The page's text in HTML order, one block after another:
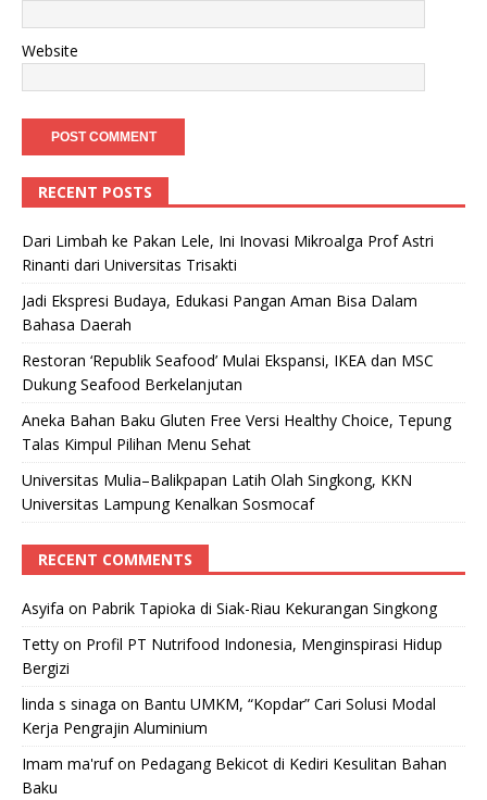
Website
RECENT POSTS
Dari Limbah ke Pakan Lele, Ini Inovasi Mikroalga Prof Astri
Rinanti dari Universitas Trisakti
Jadi Ekspresi Budaya, Edukasi Pangan Aman Bisa Dalam
Bahasa Daerah
Restoran ‘Republik Seafood’ Mulai Ekspansi, IKEA dan MSC
Dukung Seafood Berkelanjutan
Aneka Bahan Baku Gluten Free Versi Healthy Choice, Tepung
Talas Kimpul Pilihan Menu Sehat
Universitas Mulia–Balikpapan Latih Olah Singkong, KKN
Universitas Lampung Kenalkan Sosmocaf
RECENT COMMENTS
Asyifa on Pabrik Tapioka di Siak-Riau Kekurangan Singkong
Tetty on Profil PT Nutrifood Indonesia, Menginspirasi Hidup
Bergizi
linda s sinaga on Bantu UMKM, “Kopdar” Cari Solusi Modal
Kerja Pengrajin Aluminium
Imam ma'rufon Pedagang Bekicot di Kediri Kesulitan Bahan
Baku